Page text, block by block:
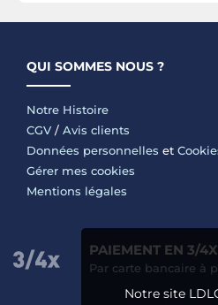
QUI SOMMES NOUS ?
Notre Histoire
CGV / Avis clients
Données personnelles et
Gérer mes cookies
Mentions légales
PAIEMENT EN 3/4X
Par carte bancaire à
Notre site